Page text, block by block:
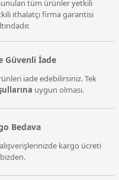
tüm ürünler yetkili
ithalatçı firma garantisi
Güvenli İade
iade edebilirsiniz. Tek
uygun olması.
Bedava
kargo ücreti
bizden.